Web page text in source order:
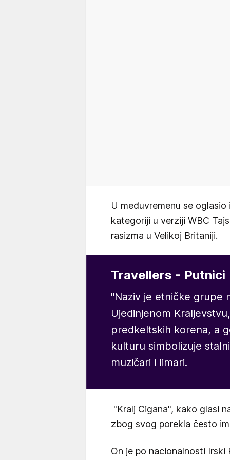
U međuvremenu se
kategoriji u verziji WBC
rasizma u Velikoj Britaniji.
Travellers - Putnici
"Naziv je etničke grupe
Ujedinjenom
predkeltskih korena, a
kulturu simbolizuje
muzičari i limari.
"Kralj Cigana", kako glasi
zbog svog porekla često
On je po nacionalnosti